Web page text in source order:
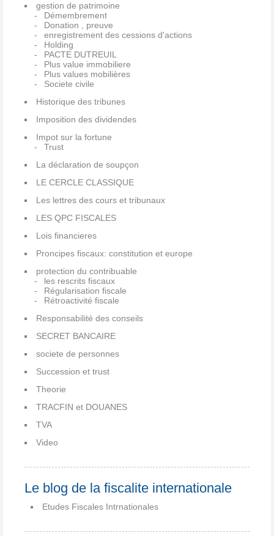
gestion de patrimoine
Démembrement
Donation , preuve
enregistrement des cessions d'actions
Holding
PACTE DUTREUIL
Plus value immobiliere
Plus values mobilières
Societe civile
Historique des tribunes
Imposition des dividendes
Impot sur la fortune
Trust
La déclaration de soupçon
LE CERCLE CLASSIQUE
Les lettres des cours et tribunaux
LES QPC FISCALES
Lois financieres
Proncipes fiscaux: constitution et europe
protection du contribuable
les rescrits fiscaux
Régularisation fiscale
Rétroactivité fiscale
Responsabilité des conseils
SECRET BANCAIRE
societe de personnes
Succession et trust
Theorie
TRACFIN et DOUANES
TVA
Video
Le blog de la fiscalite internationale
Etudes Fiscales Intrnationales